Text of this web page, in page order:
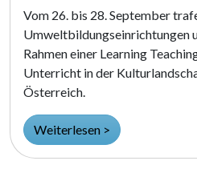
Vom 26. bis 28. September
Umweltbildungseinrichtungen
Rahmen einer Learning
Unterricht in der
Österreich.
Weiterlesen >